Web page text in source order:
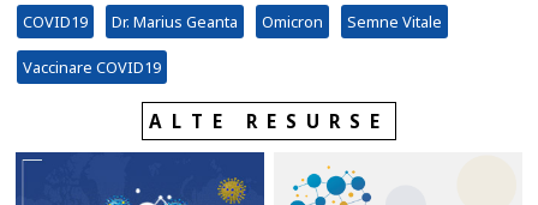
COVID19 Dr. Marius Geanta Omicron Semne Vitale
Vaccinare COVID19
ALTE RESURSE